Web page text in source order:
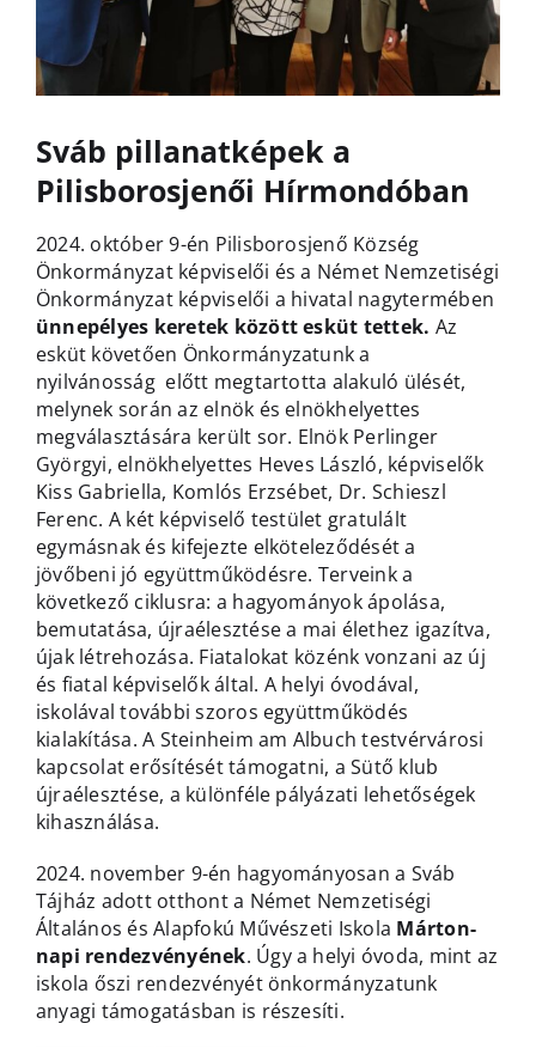
Sváb pillanatképek a
Pilisborosjenői Hírmondóban
2024. október 9-én Pilisborosjenő Község
Önkormányzat képviselői és a Német Nemzetiségi
Önkormányzat képviselői a hivatal nagytermében
ünnepélyes keretek között esküt tettek. Az
esküt követően Önkormányzatunk a
nyilvánosság előtt megtartotta alakuló ülését,
melynek során az elnök és elnökhelyettes
megválasztására került sor. Elnök Perlinger
Györgyi, elnökhelyettes Heves László, képviselők
Kiss Gabriella, Komlós Erzsébet, Dr. Schieszl
Ferenc. A két képviselő testület gratulált
egymásnak és kifejezte elköteleződését a
jövőbeni jó együttműködésre. Terveink a
következő ciklusra: a hagyományok ápolása,
bemutatása, újraélesztése a mai élethez igazítva,
újak létrehozása. Fiatalokat közénk vonzani az új
és fiatal képviselők által. A helyi óvodával,
iskolával további szoros együttműködés
kialakítása. A Steinheim am Albuch testvérvárosi
kapcsolat erősítését támogatni, a Sütő klub
újraélesztése, a különféle pályázati lehetőségek
kihasználása.
2024. november 9-én hagyományosan a Sváb
Tájház adott otthont a Német Nemzetiségi
Általános és Alapfokú Művészeti Iskola Márton-
napi rendezvényének. Úgy a helyi óvoda, mint az
iskola őszi rendezvényét önkormányzatunk
anyagi támogatásban is részesíti.